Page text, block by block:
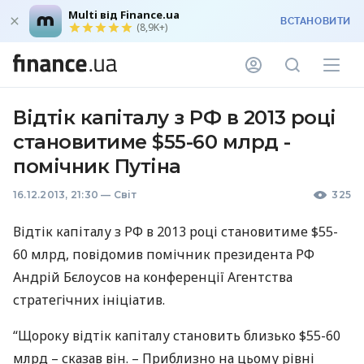
Multi від Finance.ua
(8,9K+) ВСТАНОВИТИ
Відтік капіталу з РФ в 2013 році
становитиме $55-60 млрд -
помічник Путіна
16.12.2013, 21:30 — Світ 325
Відтік капіталу з РФ в 2013 році становитиме $55-
60 млрд, повідомив помічник президента РФ
Андрій Бєлоусов на конференції Агентства
стратегічних ініціатив.
“Щороку відтік капіталу становить близько $55-60
млрд – сказав він. – Приблизно на цьому рівні